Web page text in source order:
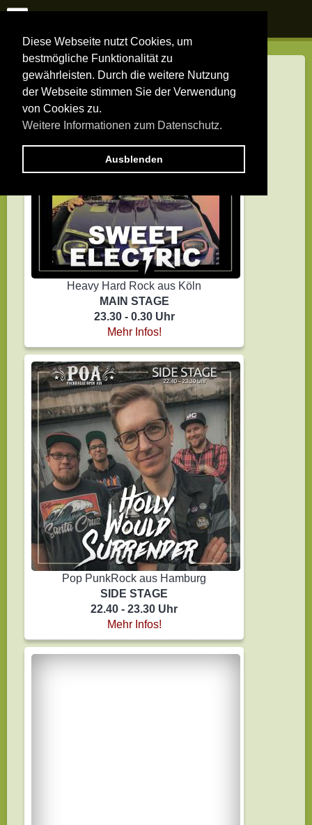
Diese Webseite nutzt Cookies, um
bestmögliche Funktionalität zu
gewährleisten. Durch die weitere Nutzung
der Webseite stimmen Sie der Verwendung
von Cookies zu.
Weitere Informationen zum Datenschutz.
Ausblenden
Heavy Hard Rock aus Köln
MAIN STAGE
23.30 - 0.30 Uhr
Mehr Infos!
Pop PunkRock aus Hamburg
SIDE STAGE
22.40 - 23.30 Uhr
Mehr Infos!